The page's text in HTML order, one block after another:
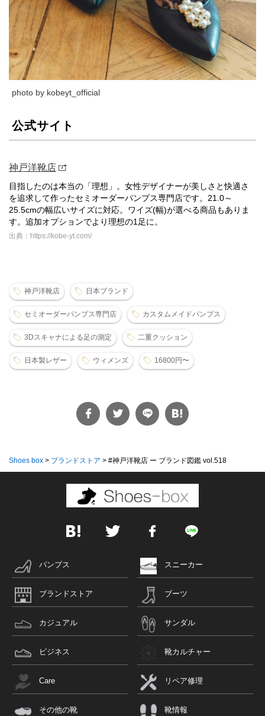
photo by kobeyt_official
公式サイト
神戸洋靴店
目指したのは本当の「理想」。女性デザイナーが美しさと快適さ
を追求して作ったセミオーダーパンプス専門店です。21.0～
25.5cmの幅広いサイズに対応。ワイズ(幅)が選べる商品もありま
す。追加オプションでより理想の1足に。
出典：https://kobe-yt.com/
神戸洋靴店 日本ブランド
セミオーダーパンプス専門店 カスタムメイドパンプス
3Dスキャナによる足の測定 二重クッション
日本製レザー ウィメンズ 16800円〜
Shoes box > ブランドストア > #神戸洋靴店 ー ブランド図鑑 vol.518
パンプス スニーカー
ブランドストア ブーツ
カジュアル サンダル
ビジネス 靴カルチャー
Care リペア修理
その他の靴 靴情報